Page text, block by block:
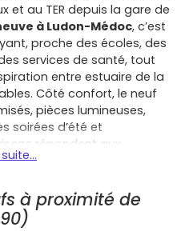
et au TER depuis la gare de
à Ludon-Médoc, c’est
proche des écoles, des
services de santé, tout
entre estuaire de la
Côté confort, le neuf
pièces lumineuses,
soirées d’été et
répondent aux
isolation performante,
double vitrage, gestion
charges et préserver ton
En tant que primo-
à proximité de